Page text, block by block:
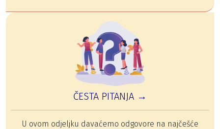
ČESTA PITANJA →
U ovom odjeljku davaćemo odgovore na najčešće